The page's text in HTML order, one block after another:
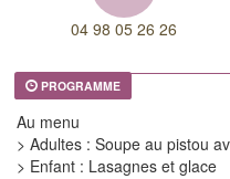
04 98 05 26 26
PROGRAMME
Au menu
> Adultes : Soupe au pistou
> Enfant : Lasagnes et glace